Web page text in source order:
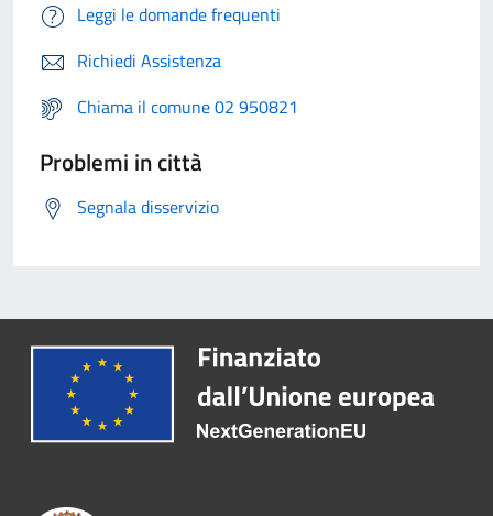
Leggi le domande frequenti
Richiedi Assistenza
Chiama il comune 02 950821
Problemi in città
Segnala disservizio